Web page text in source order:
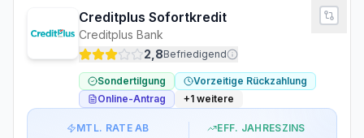
Creditplus Sofortkredit
Creditplus Bank
2,8Befriedigend
Sondertilgung
Vorzeitige Rückzahlung
Online-Antrag
+1 weitere
MTL. RATE AB EFF. JAHRESZINS